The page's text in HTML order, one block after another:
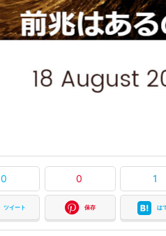
0
ツイート
0
保存
1
は